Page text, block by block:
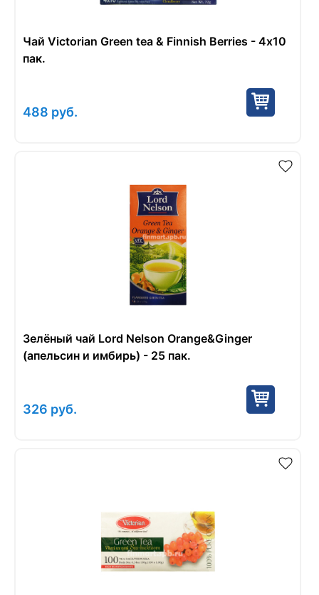
Чай Victorian Green tea & Finnish Berries - 4х10
пак.
488 руб.
Зелёный чай Lord Nelson Orange&Ginger
(апельсин и имбирь) - 25 пак.
326 руб.